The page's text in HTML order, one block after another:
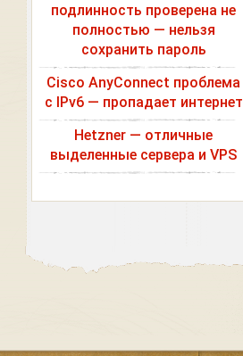
подлинность проверена не
полностью — нельзя
сохранить пароль
Cisco AnyConnect проблема
с IPv6 — пропадает интернет
Hetzner — отличные
выделенные сервера и VPS